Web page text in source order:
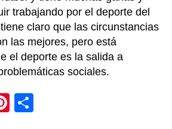
trabajando por el deporte del
claro que las circunstancias
las mejores, pero está
el deporte es la salida a
sociales.
Pi